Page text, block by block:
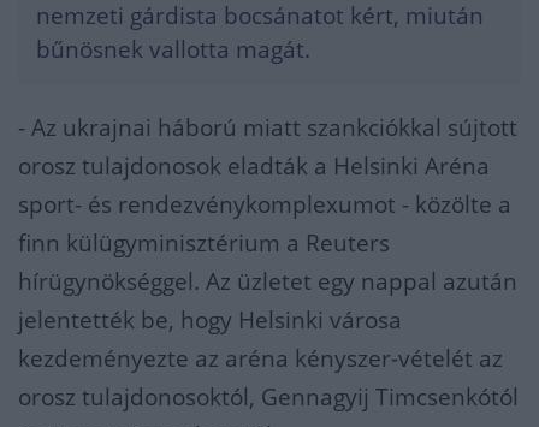
nemzeti gárdista bocsánatot kért, miután
bűnösnek vallotta magát.
- Az ukrajnai háború miatt szankciókkal sújtott
orosz tulajdonosok eladták a Helsinki Aréna
sport- és rendezvénykomplexumot - közölte a
finn külügyminisztérium a Reuters
hírügynökséggel. Az üzletet egy nappal azután
jelentették be, hogy Helsinki városa
kezdeményezte az aréna kényszer-vételét az
orosz tulajdonosoktól, Gennagyij Timcsenkótól